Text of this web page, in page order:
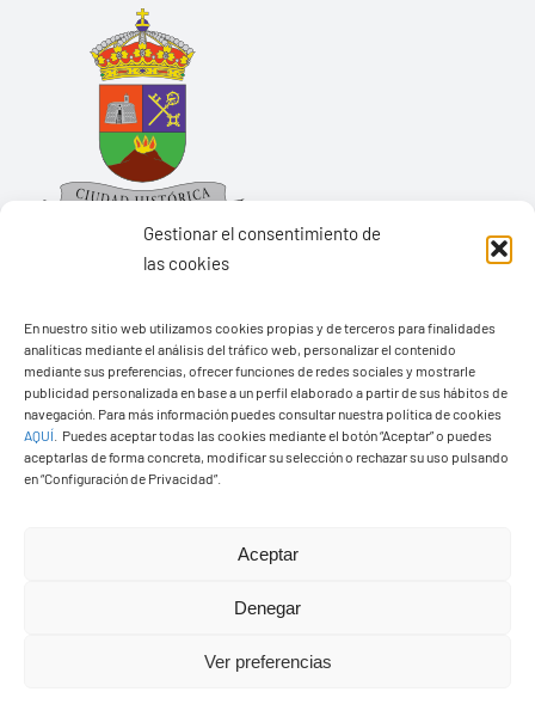
Gestionar el consentimiento de
las cookies
En nuestro sitio web utilizamos cookies propias y de terceros para finalidades
analíticas mediante el análisis del tráfico web, personalizar el contenido
mediante sus preferencias, ofrecer funciones de redes sociales y mostrarle
publicidad personalizada en base a un perfil elaborado a partir de sus hábitos de
navegación. Para más información puedes consultar nuestra política de cookies
AQUÍ
Puedes aceptar todas las cookies mediante el botón “Aceptar” o puedes
aceptarlas de forma concreta, modificar su selección o rechazar su uso pulsando
en “Configuración de Privacidad”.
Aceptar
Denegar
Ver preferencias
Ayuntamiento de Yaiza
Pza. de Los Remedios, 1
35570 – Yaiza
Tel:928 83 62 20
derechos reservads
Diseño web Solucionet.com&